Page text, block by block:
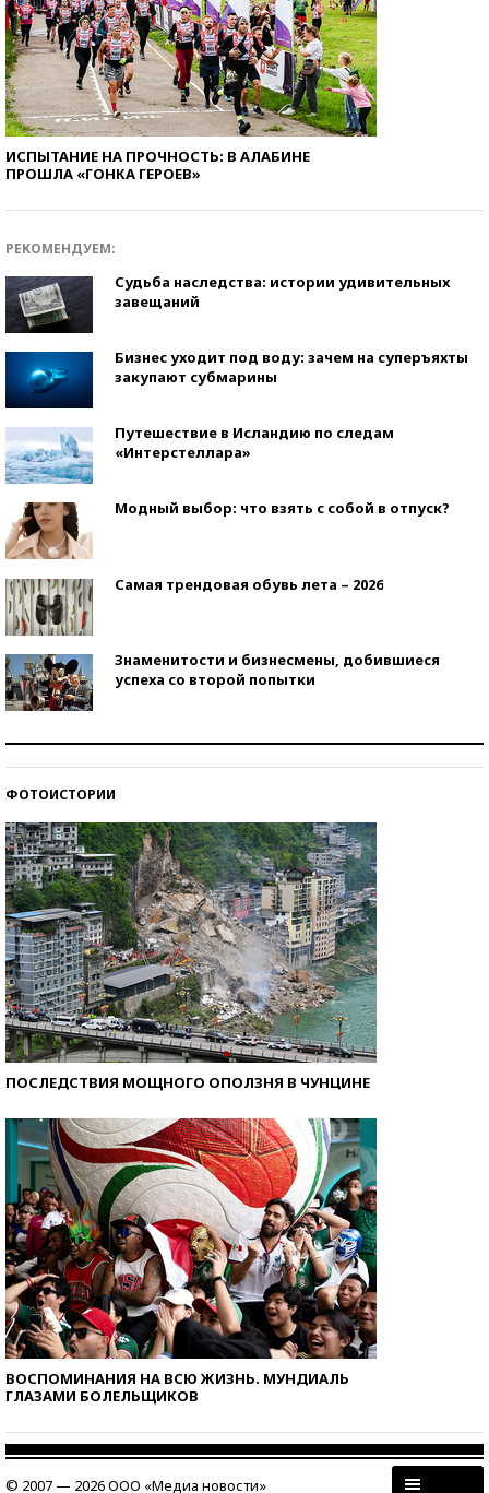
ИСПЫТАНИЕ НА ПРОЧНОСТЬ: В АЛАБИНЕ
ПРОШЛА «ГОНКА ГЕРОЕВ»
РЕКОМЕНДУЕМ:
Судьба наследства: истории удивительных
завещаний
Бизнес уходит под воду: зачем на суперъяхты
закупают субмарины
Путешествие в Исландию по следам
«Интерстеллара»
Модный выбор: что взять с собой в отпуск?
Самая трендовая обувь лета – 2026
Знаменитости и бизнесмены, добившиеся
успеха со второй попытки
ФОТОИСТОРИИ
ПОСЛЕДСТВИЯ МОЩНОГО ОПОЛЗНЯ В ЧУНЦИНЕ
ВОСПОМИНАНИЯ НА ВСЮ ЖИЗНЬ. МУНДИАЛЬ
ГЛАЗАМИ БОЛЕЛЬЩИКОВ
© 2007 — 2026 ООО «Медиа новости»